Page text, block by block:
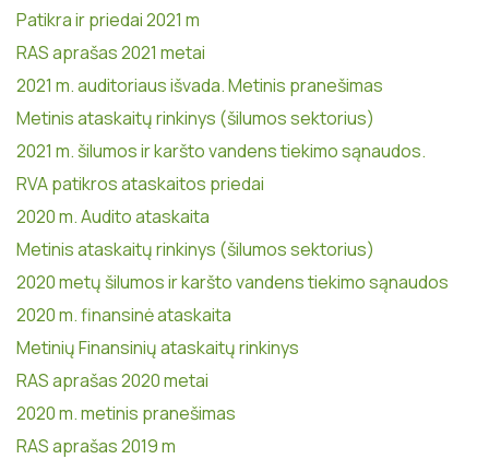
Patikra ir priedai 2021 m
RAS aprašas 2021 metai
2021 m. auditoriaus išvada. Metinis pranešimas
Metinis ataskaitų rinkinys (šilumos sektorius)
2021 m. šilumos ir karšto vandens tiekimo sąnaudos.
RVA patikros ataskaitos priedai
2020 m. Audito ataskaita
Metinis ataskaitų rinkinys (šilumos sektorius)
2020 metų šilumos ir karšto vandens tiekimo sąnaudos
2020 m. finansinė ataskaita
Metinių Finansinių ataskaitų rinkinys
RAS aprašas 2020 metai
2020 m. metinis pranešimas
RAS aprašas 2019 m